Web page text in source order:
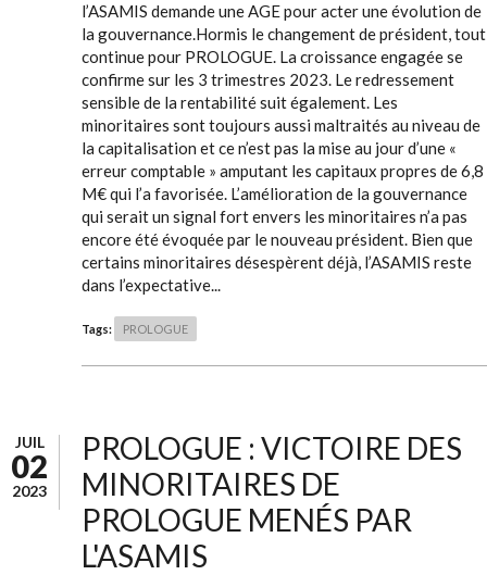
l’ASAMIS demande une AGE pour acter une évolution de
la gouvernance.Hormis le changement de président, tout
continue pour PROLOGUE. La croissance engagée se
confirme sur les 3 trimestres 2023. Le redressement
sensible de la rentabilité suit également. Les
minoritaires sont toujours aussi maltraités au niveau de
la capitalisation et ce n’est pas la mise au jour d’une «
erreur comptable » amputant les capitaux propres de 6,8
M€ qui l’a favorisée. L’amélioration de la gouvernance
qui serait un signal fort envers les minoritaires n’a pas
encore été évoquée par le nouveau président. Bien que
certains minoritaires désespèrent déjà, l’ASAMIS reste
dans l’expectative...
Tags: PROLOGUE
JUIL
02
2023
PROLOGUE : VICTOIRE DES
MINORITAIRES DE
PROLOGUE MENÉS PAR
L'ASAMIS